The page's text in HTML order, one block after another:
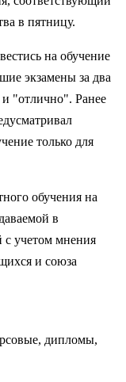
в пятницу.
на обучение
экзамены за два
"отлично". Ранее
только для
обучения на
в
с учетом мнения
и союза
дипломы,